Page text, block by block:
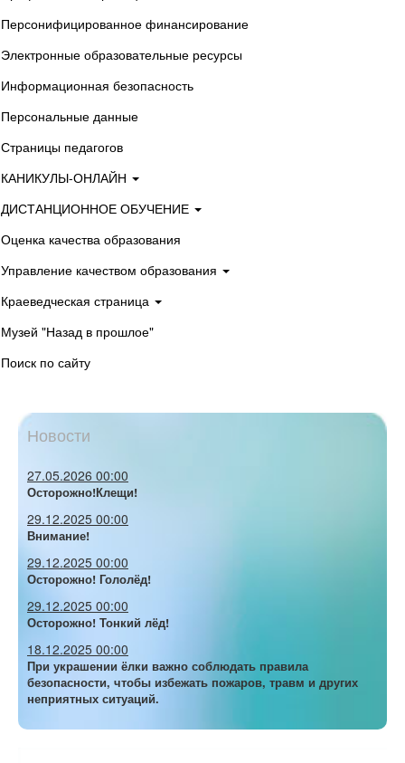
Персонифицированное финансирование
Электронные образовательные ресурсы
Информационная безопасность
Персональные данные
Страницы педагогов
КАНИКУЛЫ-ОНЛАЙН
ДИСТАНЦИОННОЕ ОБУЧЕНИЕ
Оценка качества образования
Управление качеством образования
Краеведческая страница
Музей "Назад в прошлое"
Поиск по сайту
Новости
27.05.2026 00:00
Осторожно!Клещи!
29.12.2025 00:00
Внимание!
29.12.2025 00:00
Осторожно! Гололёд!
29.12.2025 00:00
Осторожно! Тонкий лёд!
18.12.2025 00:00
При украшении ёлки важно соблюдать правила
безопасности, чтобы избежать пожаров, травм и других
неприятных ситуаций.